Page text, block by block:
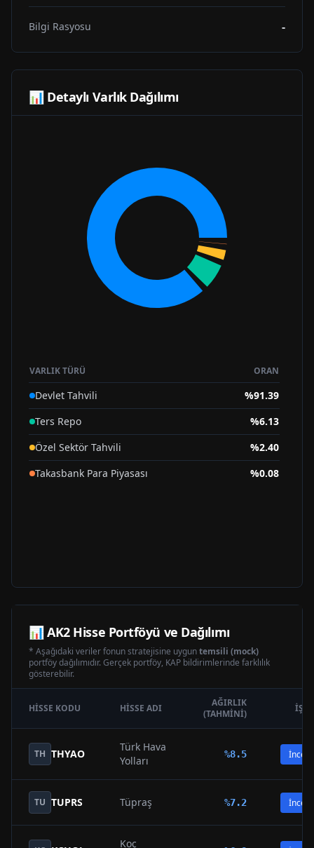
Bilgi Rasyosu -
📊 Detaylı Varlık Dağılımı
VARLIK TÜRÜ ORAN
Devlet Tahvili %91.39
Ters Repo
%6.13
Özel Sektör Tahvili
%2.40
Takasbank Para Piyasası
%0.08
📊AK2Hisse Portföyü ve Dağılımı
* Aşağıdaki veriler fonun stratejisine uyguntemsili (mock)
portföy dağılımıdır. Gerçek portföy, KAP bildirimlerinde farklılık
gösterebilir.
HISSE KODU HISSE ADI
AĞIRLIK
(TAHMINI)
TH THYAO
Türk Hava
Yolları
%8.5 İncele
TU TUPRS Tüpraş %7.2 İncele
Koç